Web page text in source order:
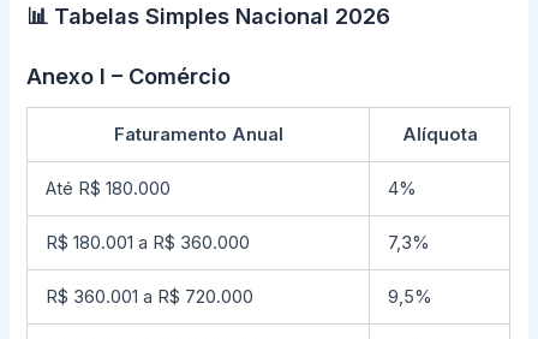
📊 Tabelas Simples Nacional 2026
Anexo I – Comércio
Faturamento Anual Alíquota
Até R$ 180.000 4%
R$ 180.001 a R$ 360.000 7,3%
R$ 360.001 a R$ 720.000 9,5%